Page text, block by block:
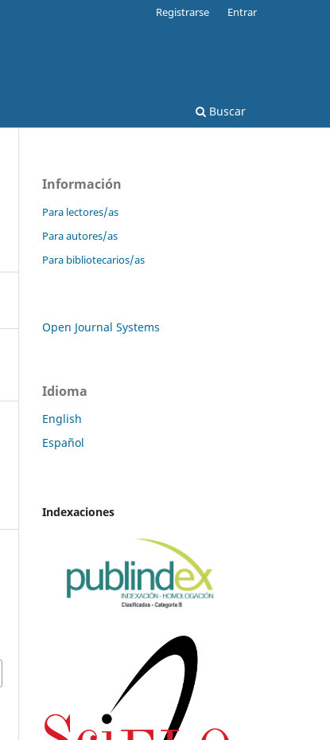
Buscar
Registrarse Entrar
Información
Para lectores/as
Para autores/as
Para bibliotecarios/as
Open Journal Systems
Idioma
English
Español
Indexaciones